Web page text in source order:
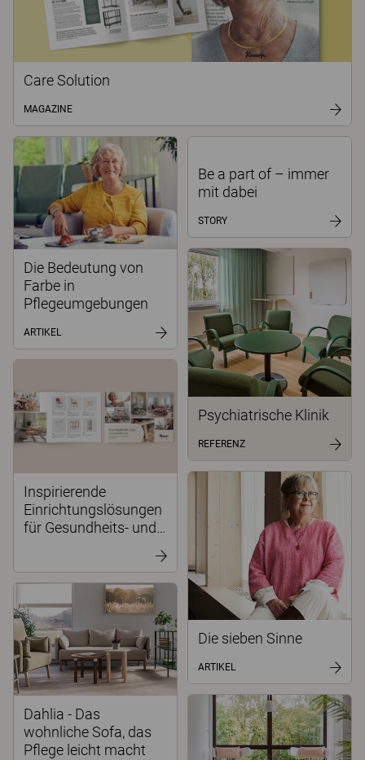
Care Solution
MAGAZINE
Die Bedeutung von
Farbe in
Pflegeumgebungen
ARTIKEL
Inspirierende
Einrichtungslösungen
für Gesundheits- und
Dahlia - Das
wohnliche Sofa, das
Pflege leicht macht
Psychiatrische Klinik
REFERENZ
Die sieben Sinne
ARTIKEL
Be a part of – immer
mit dabei
STORY